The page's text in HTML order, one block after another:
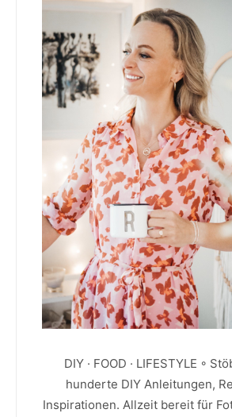
DIY · FOOD · LIFESTYLE ◦
hunderte DIY Anleitungen,
Inspirationen. Allzeit bereit für